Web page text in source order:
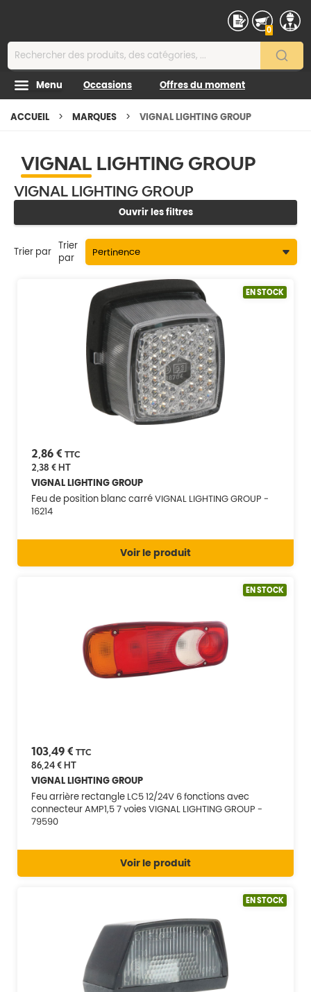
0
Menu Occasions Offres du moment
ACCUEIL MARQUES VIGNAL LIGHTING GROUP
VIGNAL LIGHTING GROUP
VIGNAL LIGHTING GROUP
Ouvrir les filtres
Trier par Trier
par
EN STOCK
2,86 € TTC
2,38 €HT
VIGNAL LIGHTING GROUP
Feu de position blanc carré VIGNAL LIGHTING GROUP -
16214
Voir le produit
EN STOCK
103,49 € TTC
86,24 €HT
VIGNAL LIGHTING GROUP
Feu arrière rectangle LC5 12/24V 6 fonctions avec
connecteur AMP1,5 7 voies VIGNAL LIGHTING GROUP -
79590
Voir le produit
EN STOCK